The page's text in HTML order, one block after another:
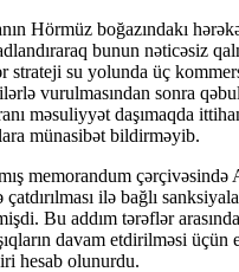
Hörmüz boğazındakı
bunun nəticəsiz
strateji su yolunda üç
vurulmasından sonra
məsuliyyət daşımaqda
münasibət bildirməyib.
memorandum çərçivəsində
çatdırılması ilə bağlı
Bu addım tərəflər
davam etdirilməsi
hesab olunurdu.